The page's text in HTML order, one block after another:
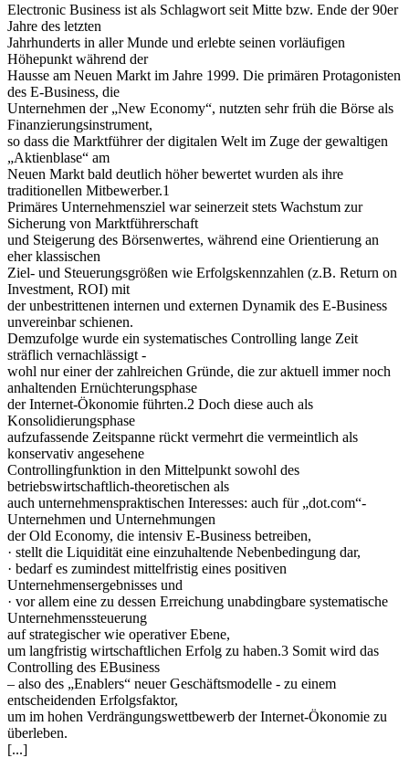
Electronic Business ist als Schlagwort seit Mitte bzw. Ende der 90er
Jahre des letzten
Jahrhunderts in aller Munde und erlebte seinen vorläufigen
Höhepunkt während der
Hausse am Neuen Markt im Jahre 1999. Die primären Protagonisten
des E-Business, die
Unternehmen der „New Economy“, nutzten sehr früh die Börse als
Finanzierungsinstrument,
so dass die Marktführer der digitalen Welt im Zuge der gewaltigen
„Aktienblase“ am
Neuen Markt bald deutlich höher bewertet wurden als ihre
traditionellen Mitbewerber.1
Primäres Unternehmensziel war seinerzeit stets Wachstum zur
Sicherung von Marktführerschaft
und Steigerung des Börsenwertes, während eine Orientierung an
eher klassischen
Ziel- und Steuerungsgrößen wie Erfolgskennzahlen (z.B. Return on
Investment, ROI) mit
der unbestrittenen internen und externen Dynamik des E-Business
unvereinbar schienen.
Demzufolge wurde ein systematisches Controlling lange Zeit
sträflich vernachlässigt -
wohl nur einer der zahlreichen Gründe, die zur aktuell immer noch
anhaltenden Ernüchterungsphase
der Internet-Ökonomie führten.2 Doch diese auch als
Konsolidierungsphase
aufzufassende Zeitspanne rückt vermehrt die vermeintlich als
konservativ angesehene
Controllingfunktion in den Mittelpunkt sowohl des
betriebswirtschaftlich-theoretischen als
auch unternehmenspraktischen Interesses: auch für „dot.com“-
Unternehmen und Unternehmungen
der Old Economy, die intensiv E-Business betreiben,
· stellt die Liquidität eine einzuhaltende Nebenbedingung dar,
· bedarf es zumindest mittelfristig eines positiven
Unternehmensergebnisses und
· vor allem eine zu dessen Erreichung unabdingbare systematische
Unternehmenssteuerung
auf strategischer wie operativer Ebene,
um langfristig wirtschaftlichen Erfolg zu haben.3 Somit wird das
Controlling des EBusiness
– also des „Enablers“ neuer Geschäftsmodelle - zu einem
entscheidenden Erfolgsfaktor,
um im hohen Verdrängungswettbewerb der Internet-Ökonomie zu
überleben.
[...]